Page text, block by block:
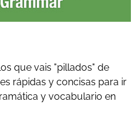
que vais "pillados" de
rápidas y concisas para ir
y vocabulario en